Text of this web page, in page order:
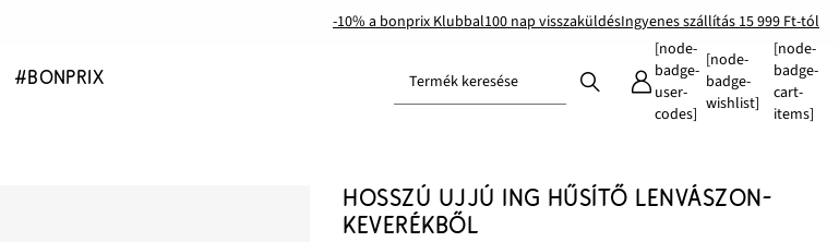
-10% a bonprix Klubbal100 nap visszaküldésIngyenes szállítás 15 999 Ft-tól
#BONPRIX Termék keresése
[node-
badge-
user-
codes]
[node-
badge-
wishlist]
[node-
badge-
cart-
items]
HOSSZÚ UJJÚ ING HŰSÍTŐ LENVÁSZON-
KEVERÉKBŐL